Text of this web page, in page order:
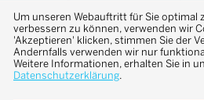
der gegen Süden und zum
Essbereich, um den alle
Materialien in ihrer rohen
Aussen wird das Gebäude
Um unseren Webauftritt für Sie optimal
verbessern zu können, verwenden wir
'Akzeptieren' klicken, stimmen Sie der
Andernfalls verwenden wir nur
Weitere Informationen, erhalten Sie in
Datenschutzerklärung.